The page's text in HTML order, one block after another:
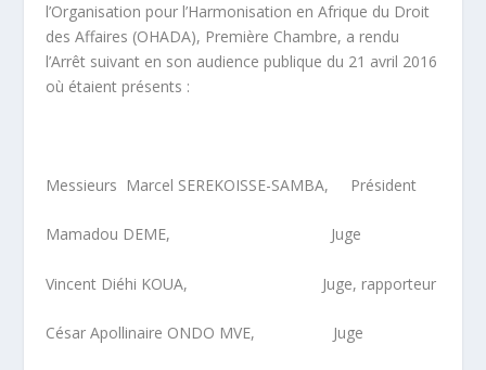
l’Organisation pour l’Harmonisation en Afrique du Droit
des Affaires (OHADA), Première Chambre, a rendu
l’Arrêt suivant en son audience publique du 21 avril 2016
où étaient présents :
Messieurs Marcel SEREKOISSE-SAMBA, Président
Mamadou DEME, Juge
Vincent Diéhi KOUA, Juge, rapporteur
César Apollinaire ONDO MVE, Juge